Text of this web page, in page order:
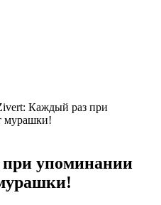
Каждый раз при
мурашки!
упоминании